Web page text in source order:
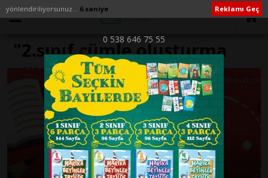
yönlendiriliyorsunuz... 6 saniye Reklamı Geç
0 538 646 75 55
"2.sınıf cümle oluşturma
eğitimhane" ile İlişikli
yazılar